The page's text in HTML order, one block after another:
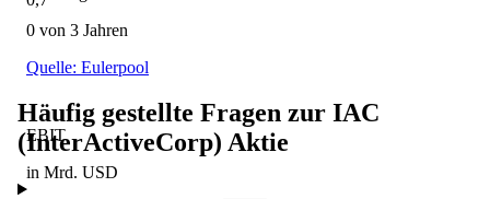
EBIT
in Mrd. USD
0 von 3 Jahren
Quelle: Eulerpool
Häufig gestellte Fragen zur IAC
(InterActiveCorp) Aktie